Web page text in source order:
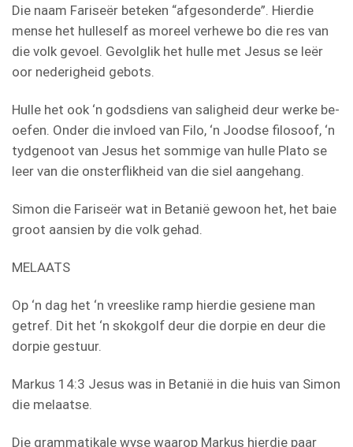
Die naam Fariseër beteken “afgesonderde”. Hierdie
mense het hulleself as moreel verhewe bo die res van
die volk gevoel. Gevolglik het hulle met Jesus se leër
oor nederigheid gebots.
Hulle het ook ‘n godsdiens van saligheid deur werke be-
oefen. Onder die invloed van Filo, ‘n Joodse filosoof, ‘n
tydgenoot van Jesus het sommige van hulle Plato se
leer van die onsterflikheid van die siel aangehang.
Simon die Fariseër wat in Betanië gewoon het, het baie
groot aansien by die volk gehad.
MELAATS
Op ‘n dag het ‘n vreeslike ramp hierdie gesiene man
getref. Dit het ‘n skokgolf deur die dorpie en deur die
dorpie gestuur.
Markus 14:3 Jesus was in Betanië in die huis van Simon
die melaatse.
Die grammatikale wyse waarop Markus hierdie paar